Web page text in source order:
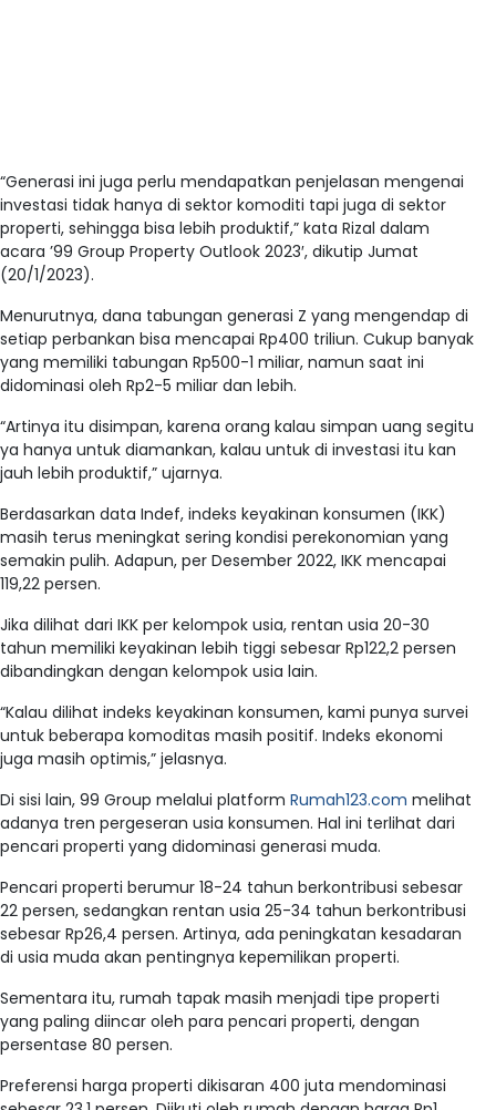
“Generasi ini juga perlu mendapatkan penjelasan mengenai
investasi tidak hanya di sektor komoditi tapi juga di sektor
properti, sehingga bisa lebih produktif,” kata Rizal dalam
acara ’99 Group Property Outlook 2023′, dikutip Jumat
(20/1/2023).
Menurutnya, dana tabungan generasi Z yang mengendap di
setiap perbankan bisa mencapai Rp400 triliun. Cukup banyak
yang memiliki tabungan Rp500-1 miliar, namun saat ini
didominasi oleh Rp2-5 miliar dan lebih.
“Artinya itu disimpan, karena orang kalau simpan uang segitu
ya hanya untuk diamankan, kalau untuk di investasi itu kan
jauh lebih produktif,” ujarnya.
Berdasarkan data Indef, indeks keyakinan konsumen (IKK)
masih terus meningkat sering kondisi perekonomian yang
semakin pulih. Adapun, per Desember 2022, IKK mencapai
119,22 persen.
Jika dilihat dari IKK per kelompok usia, rentan usia 20-30
tahun memiliki keyakinan lebih tiggi sebesar Rp122,2 persen
dibandingkan dengan kelompok usia lain.
“Kalau dilihat indeks keyakinan konsumen, kami punya survei
untuk beberapa komoditas masih positif. Indeks ekonomi
juga masih optimis,” jelasnya.
Di sisi lain, 99 Group melalui platform Rumah123.com melihat
adanya tren pergeseran usia konsumen. Hal ini terlihat dari
pencari properti yang didominasi generasi muda.
Pencari properti berumur 18-24 tahun berkontribusi sebesar
22 persen, sedangkan rentan usia 25-34 tahun berkontribusi
sebesar Rp26,4 persen. Artinya, ada peningkatan kesadaran
di usia muda akan pentingnya kepemilikan properti.
Sementara itu, rumah tapak masih menjadi tipe properti
yang paling diincar oleh para pencari properti, dengan
persentase 80 persen.
Preferensi harga properti dikisaran 400 juta mendominasi